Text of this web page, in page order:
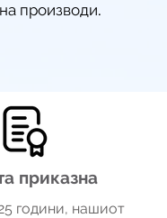
производи.
приказна
години, нашиот